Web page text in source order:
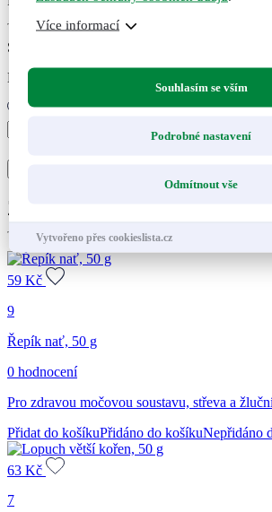
Skladem
Expedujeme do druhého dne po uhrazení
50
g
+
Zákazníci také nakoupili
59 Kč
9
Řepík nať, 50 g
0 hodnocení
Pro zdravou močovou soustavu, střeva a
Přidat do košíkuPřidáno do košíkuNepřidáno
63 Kč
7
Více informací
Souhlasím se vším
Podrobné nastavení
Odmítnout vše
Vytvořeno přes cookieslista.cz